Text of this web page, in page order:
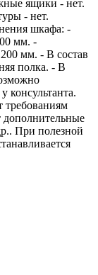
ящики - нет.
- нет.
шкафа: -
мм. -
мм. - В состав
полка. - В
консультанта.
требованиям
При полезной